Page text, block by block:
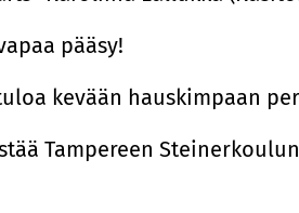
pääsy!
kevään hauskimpaan
Tampereen